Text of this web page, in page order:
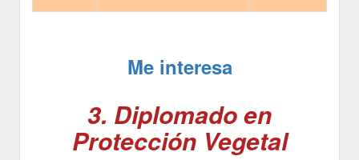
Me interesa
3. Diplomado en
Protección Vegetal